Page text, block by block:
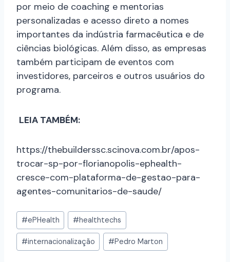
por meio de coaching e mentorias
personalizadas e acesso direto a nomes
importantes da indústria farmacêutica e de
ciências biológicas. Além disso, as empresas
também participam de eventos com
investidores, parceiros e outros usuários do
programa.
LEIA TAMBÉM:
https://thebuilderssc.scinova.com.br/apos-
trocar-sp-por-florianopolis-ephealth-
cresce-com-plataforma-de-gestao-para-
agentes-comunitarios-de-saude/
#ePHealth #healthtechs
#internacionalização #Pedro Marton